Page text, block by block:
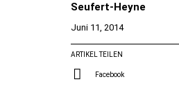
Seufert-Heyne
Juni 11, 2014
ARTIKEL TEILEN
Facebook